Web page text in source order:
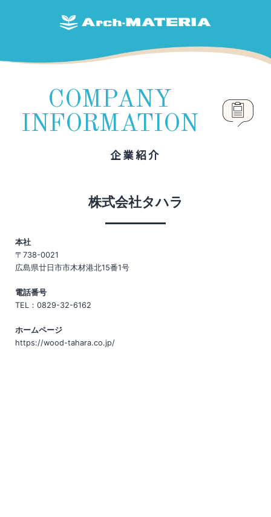
COMPANY
INFORMATION
企業紹介
株式会社タハラ
本社
〒738-0021
広島県廿日市市木材港北15番1号
電話番号
TEL：0829-32-6162
ホームページ
https://wood-tahara.co.jp/